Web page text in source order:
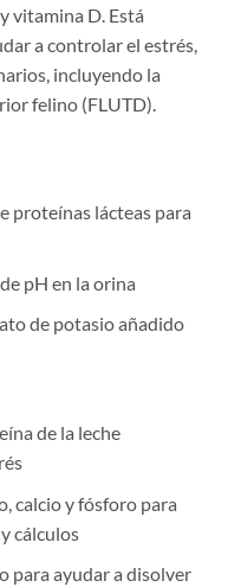
vitamina D. Está
a controlar el estrés,
incluyendo la
felino (FLUTD).
proteínas lácteas para
pH en la orina
de potasio añadido
de la leche
calcio y fósforo para
cálculos
para ayudar a disolver